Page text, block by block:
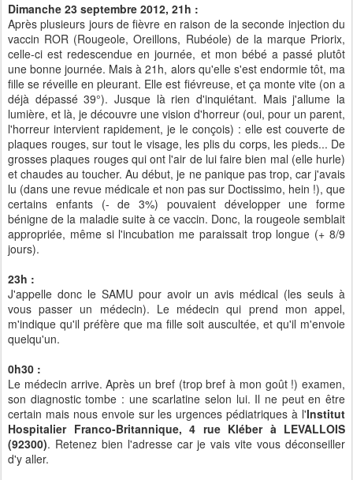
Dimanche 23 septembre 2012, 21h :
Après plusieurs jours de fièvre en raison de la seconde injection du
vaccin ROR (Rougeole, Oreillons, Rubéole) de la marque Priorix,
celle-ci est redescendue en journée, et mon bébé a passé plutôt
une bonne journée. Mais à 21h, alors qu'elle s'est endormie tôt, ma
fille se réveille en pleurant. Elle est fiévreuse, et ça monte vite (on a
déjà dépassé 39°). Jusque là rien d'inquiétant. Mais j'allume la
lumière, et là, je découvre une vision d'horreur (oui, pour un parent,
l'horreur intervient rapidement, je le conçois) : elle est couverte de
plaques rouges, sur tout le visage, les plis du corps, les pieds... De
grosses plaques rouges qui ont l'air de lui faire bien mal (elle hurle)
et chaudes au toucher. Au début, je ne panique pas trop, car j'avais
lu (dans une revue médicale et non pas sur Doctissimo, hein !), que
certains enfants (- de 3%) pouvaient développer une forme
bénigne de la maladie suite à ce vaccin. Donc, la rougeole semblait
appropriée, même si l'incubation me paraissait trop longue (+ 8/9
jours).
23h :
J'appelle donc le SAMU pour avoir un avis médical (les seuls à
vous passer un médecin). Le médecin qui prend mon appel,
m'indique qu'il préfère que ma fille soit auscultée, et qu'il m'envoie
quelqu'un.
0h30 :
Le médecin arrive. Après un bref (trop bref à mon goût !) examen,
son diagnostic tombe : une scarlatine selon lui. Il ne peut en être
certain mais nous envoie sur les urgences pédiatriques à l'Institut
Hospitalier Franco-Britannique, 4 rue Kléber à LEVALLOIS
(92300). Retenez bien l'adresse car je vais vite vous déconseiller
d'y aller.